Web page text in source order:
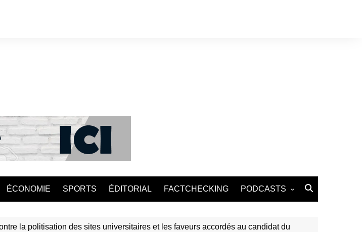
ÉCONOMIE SPORTS ÉDITORIAL FACTCHECKING PODCASTS
Podcast Environnement
la politisation des sites universitaires et les faveurs accordés au candidat du